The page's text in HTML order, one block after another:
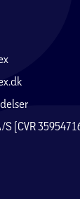
kan
85 cm i
(CVR